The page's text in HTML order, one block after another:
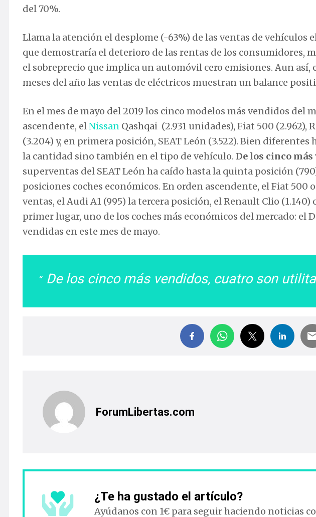
del 70%.
Llama la atención el desplome (-63%) de las ventas de vehículos
que demostraría el deterioro de las rentas de los consumidores,
el sobreprecio que implica un automóvil cero emisiones. Aun
meses del año las ventas de eléctricos muestran un balance
En el mes de mayo del 2019 los cinco modelos más vendidos del
ascendente, elNissan Qashqai (2.931 unidades), Fiat 500 (2.962),
(3.204) y, en primera posición, SEAT León (3.522). Bien
la cantidad sino también en el tipo de vehículo. De los cinco
superventas del SEAT León ha caído hasta la quinta posición
posiciones coches económicos. En orden ascendente, el Fiat 500
ventas, el Audi A1 (995) la tercera posición, el Renault Clio
primer lugar, uno de los coches más económicos del mercado: el
vendidas en este mes de mayo.
De los cinco más vendidos, cuatro son
ForumLibertas.com
¿Te ha gustado el artículo?
Ayúdanos con 1€ para seguir haciendo noticias